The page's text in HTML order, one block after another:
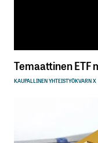
Temaattinen
KAUPALLINEN YHTEISTYÖKVARN X